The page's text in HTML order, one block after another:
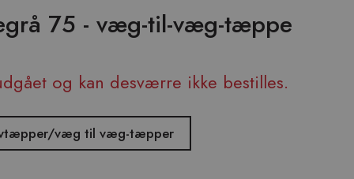
75 - væg-til-væg-tæppe
og kan desværre ikke bestilles.
væg til væg-tæpper